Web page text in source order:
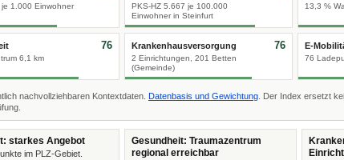
1.000 Einwohner
PKS-HZ 5.667 je 100.000
Einwohner in Steinfurt
13,3 %
6,1 km
76 Krankenhausversorgung
2 Einrichtungen, 201 Betten
(Gemeinde)
76 E-
76
nachvollziehbaren Kontextdaten. Datenbasis und Gewichtung . Der Index ersetzt
starkes Angebot
im PLZ-Gebiet.
Gesundheit: Traumazentrum
regional erreichbar